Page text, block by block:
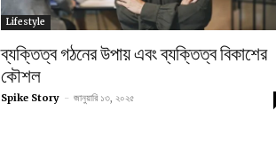
Lifestyle
ব্যক্তিত্ব গঠনের উপায় এবং ব্যক্তিত্ব বিকাশের
কৌশল
Spike Story - জানুয়ারি ১৩, ২০২৫